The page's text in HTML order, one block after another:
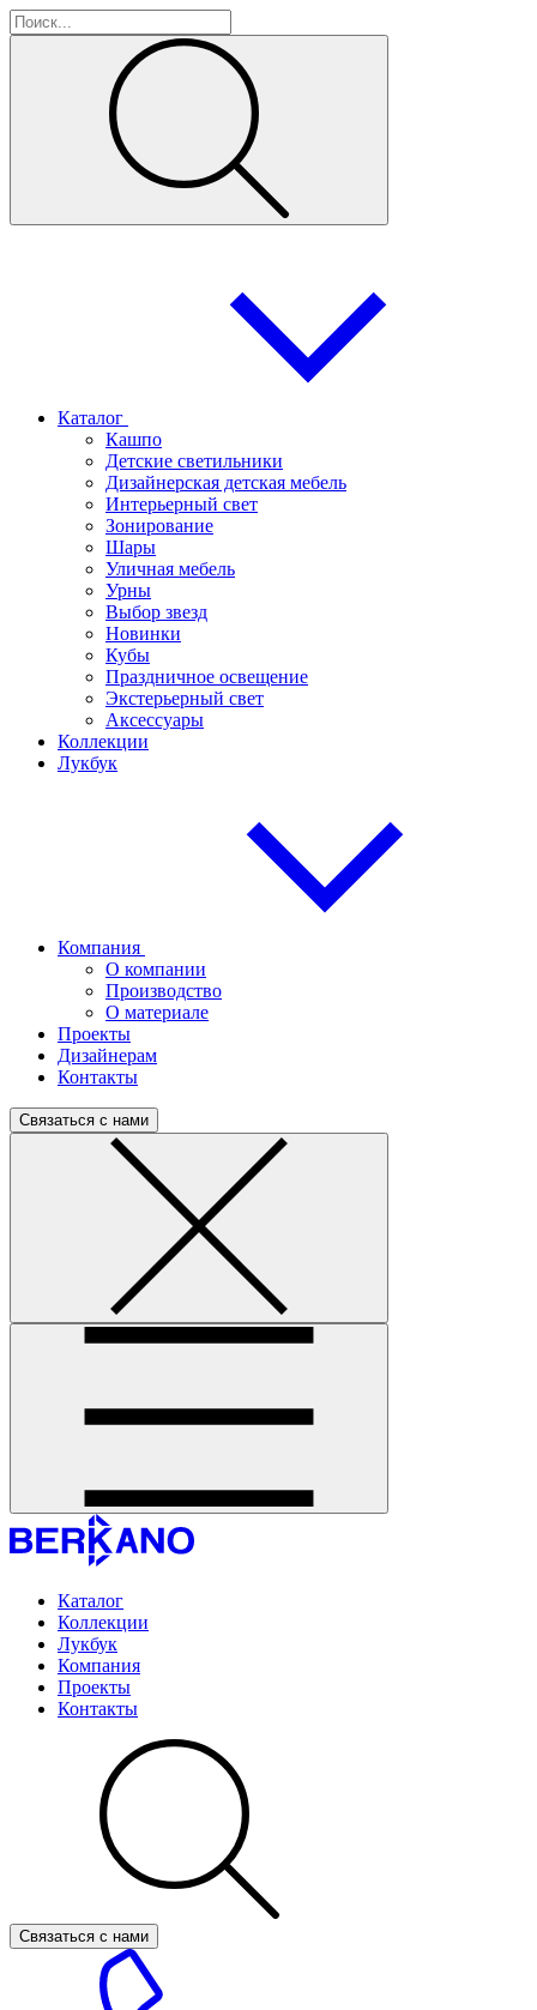
Каталог
Кашпо
Детские светильники
Дизайнерская детская мебель
Интерьерный свет
Зонирование
Шары
Уличная мебель
Урны
Выбор звезд
Новинки
Кубы
Праздничное освещение
Экстерьерный свет
Аксессуары
Коллекции
Лукбук
Компания
О компании
Производство
О материале
Проекты
Дизайнерам
Контакты
Связаться с нами
Каталог
Коллекции
Лукбук
Компания
Проекты
Контакты
Связаться с нами